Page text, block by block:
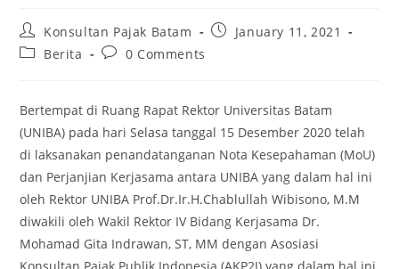
Konsultan Pajak Batam
January 11, 2021
Berita
0 Comments
Bertempat di Ruang Rapat Rektor Universitas Batam
(UNIBA) pada hari Selasa tanggal 15 Desember 2020 telah
di laksanakan penandatanganan Nota Kesepahaman (MoU)
dan Perjanjian Kerjasama antara UNIBA yang dalam hal ini
oleh Rektor UNIBA Prof.Dr.Ir.H.Chablullah Wibisono, M.M
diwakili oleh Wakil Rektor IV Bidang Kerjasama Dr.
Mohamad Gita Indrawan, ST, MM dengan Asosiasi